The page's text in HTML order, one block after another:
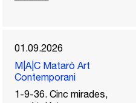
01.09.2026
M|A|C Mataró Art
Contemporani
1-9-36. Cinc mirades,